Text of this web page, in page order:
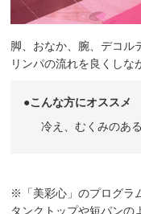
脚、おなか、腕、デコル
リンパの流れを良くしな
●こんな方にオススメ
冷え、むくみのあ
※「美彩心」のプログラ
タンクトップや短パンの